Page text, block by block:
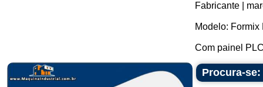
Fabricante |
Modelo: Formix
Com painel
Procura-